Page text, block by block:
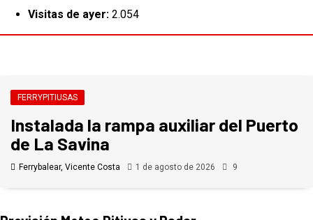
Visitas de ayer: 2.054
FERRYPITIUSAS
Instalada la rampa auxiliar del Puerto
de La Savina
Ferrybalear, Vicente Costa 1 de agosto de 2026 9